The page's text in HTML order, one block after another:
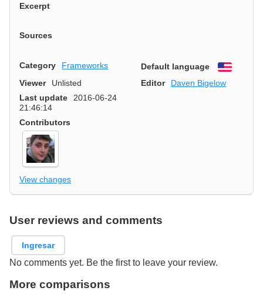
Excerpt
Sources
Category Frameworks Default language
English
Viewer
Unlisted Editor
Daven Bigelow
Last update
2016-06-24
21:46:14
Contributors
View changes
User reviews and comments
Ingresar
No comments yet. Be the first to leave your review.
More comparisons